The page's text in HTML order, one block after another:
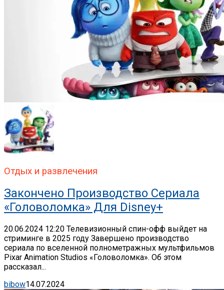
Отдых и развлечения
Закончено Производство Сериала
«Головоломка» Для Disney+
20.06.2024 12:20 Телевизионный спин-офф выйдет на
стриминге в 2025 году Завершено производство
сериала по вселенной полнометражных мультфильмов
Pixar Animation Studios «Головоломка». Об этом
рассказал...
bibow14.07.2024